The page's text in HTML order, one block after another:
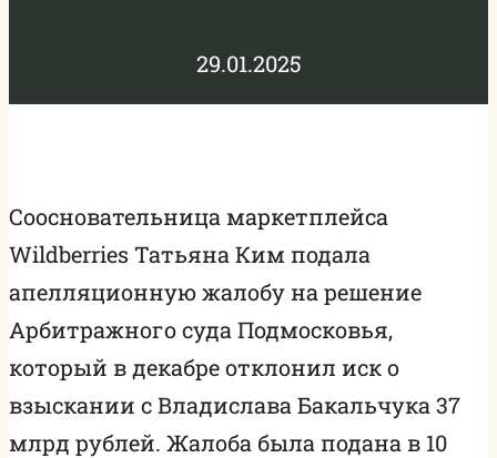
29.01.2025
Соосновательница маркетплейса
Wildberries Татьяна Ким подала
апелляционную жалобу на решение
Арбитражного суда Подмосковья,
который в декабре отклонил иск о
взыскании с Владислава Бакальчука 37
млрд рублей. Жалоба была подана в 10